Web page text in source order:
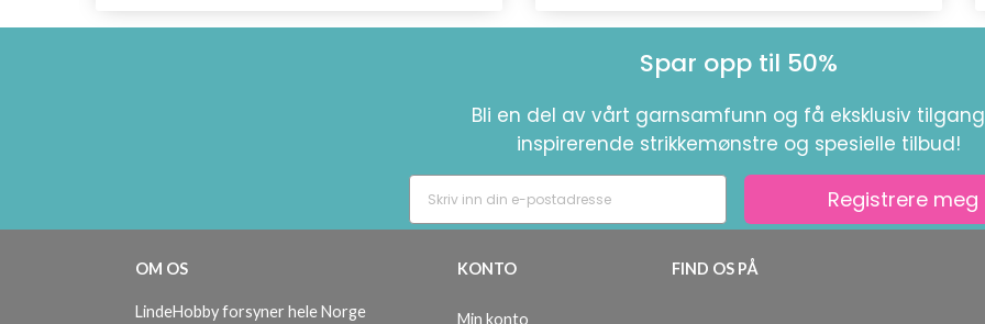
Spar opp til 50%
Bli en del av vårt garnsamfunn og få eksklusiv
inspirerende strikkemønstre og spesielle tilbud!
Registrere meg
OM OS
LindeHobby forsyner hele Norge
KONTO
Min konto
FIND OS PÅ